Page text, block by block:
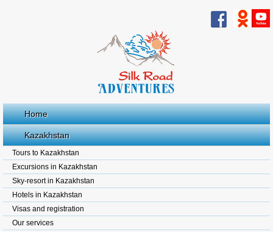
Home
Kazakhstan
Tours to Kazakhstan
Excursions in Kazakhstan
Sky-resort in Kazakhstan
Hotels in Kazakhstan
Visas and registration
Our services